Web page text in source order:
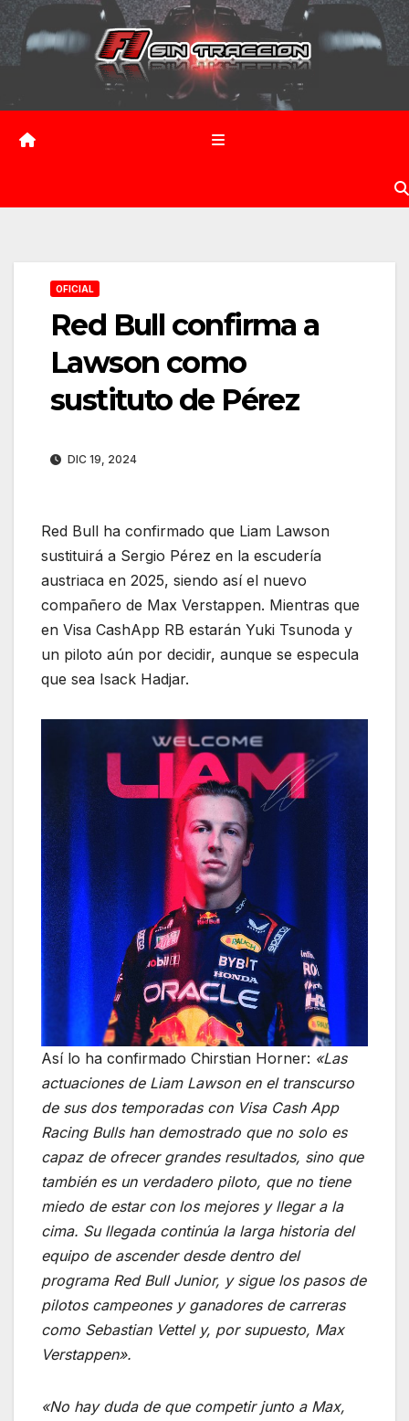
Saltar
contenido
OFICIAL
Red Bull confirma a
Lawson como
sustituto de Pérez
DIC 19, 2024
Red Bull ha confirmado que Liam Lawson
sustituirá a Sergio Pérez en la escudería
austriaca en 2025, siendo así el nuevo
compañero de Max Verstappen. Mientras que
en Visa CashApp RB estarán Yuki Tsunoda y
un piloto aún por decidir, aunque se especula
que sea Isack Hadjar.
Así lo ha confirmado Chirstian Horner: «Las
actuaciones de Liam Lawson en el transcurso
de sus dos temporadas con Visa Cash App
Racing Bulls han demostrado que no solo es
capaz de ofrecer grandes resultados, sino que
también es un verdadero piloto, que no tiene
miedo de estar con los mejores y llegar a la
cima. Su llegada continúa la larga historia del
equipo de ascender desde dentro del
programa Red Bull Junior, y sigue los pasos de
pilotos campeones y ganadores de carreras
como Sebastian Vettel y, por supuesto, Max
Verstappen».
«No hay duda de que competir junto a Max,